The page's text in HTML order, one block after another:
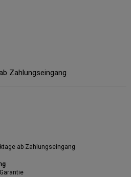
Zahlungseingang
ab Zahlungseingang